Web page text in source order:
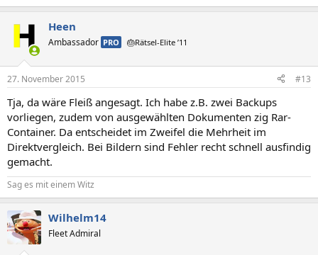
Heen
Ambassador PRO 🎂Rätsel-Elite ’11
27. November 2015 #13
Tja, da wäre Fleiß angesagt. Ich habe z.B. zwei Backups
vorliegen, zudem von ausgewählten Dokumenten zig Rar-
Container. Da entscheidet im Zweifel die Mehrheit im
Direktvergleich. Bei Bildern sind Fehler recht schnell ausfindig
gemacht.
Sag es mit einem Witz
Wilhelm14
Fleet Admiral